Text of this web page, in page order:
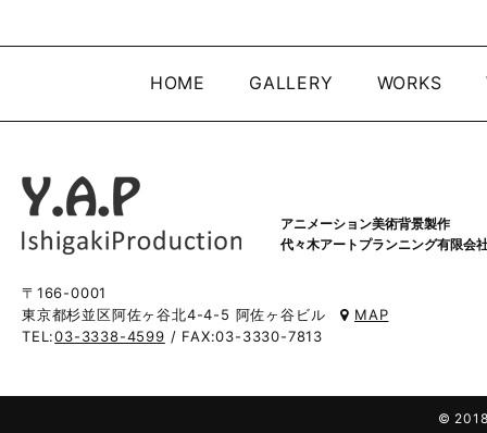
HOME GALLERY WORKS
アニメーション美術背景製作
代々木アートプランニング有限会
〒166-0001
東京都杉並区阿佐ヶ谷北4-4-5 阿佐ヶ谷ビル
MAP
TEL:03-3338-4599 / FAX:03-3330-7813
© 2018